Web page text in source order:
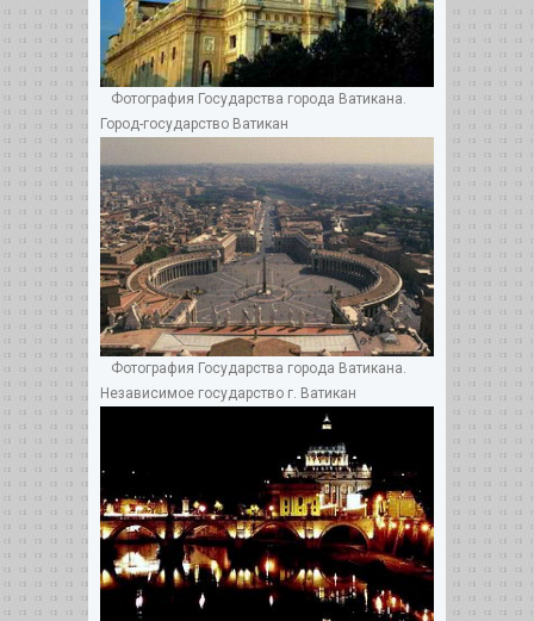
Фотография Государства города Ватикана.
Город-государство Ватикан
Фотография Государства города Ватикана.
Независимое государство г. Ватикан